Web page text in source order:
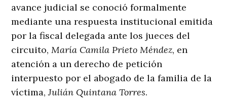
avance judicial se conoció formalmente
mediante una respuesta institucional emitida
por la fiscal delegada ante los jueces del
circuito,María Camila Prieto Méndez, en
atención a un derecho de petición
interpuesto por el abogado de la familia de la
víctima,Julián Quintana Torres.